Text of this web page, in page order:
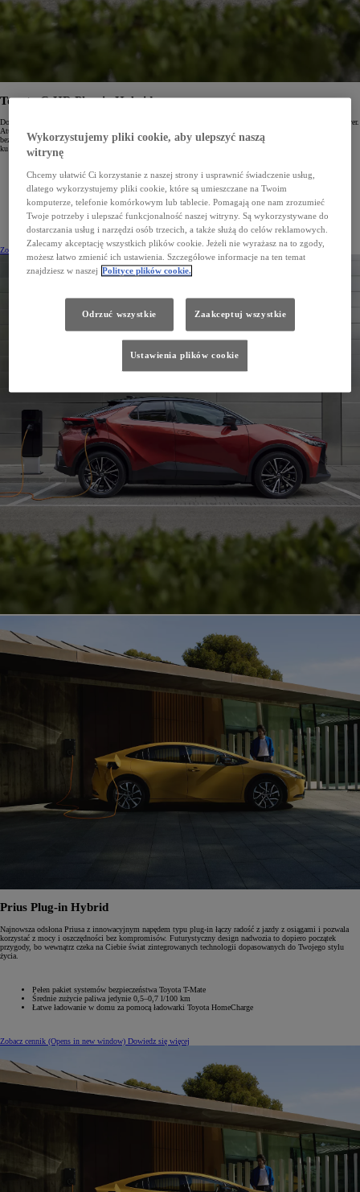
Toyota C-HR Plug-in Hybrid
Doskonały design i równie zachwycające właściwości jezdne w przyciągającym wzrok nadwoziu typu crossover.
Atuty, takie jak możliwość ładowania baterii ze zwykłego gniazdka domowego, zaawansowane systemy
bezpieczeństwa czy zastosowany po raz pierwszy w Toyocie geofencing, pozwalają ruszać pewnie
ku przyszłości.
Do 804 km zasięgu przy wykorzystaniu obu trybów jazdy
Średnie zużycie paliwa 0,8–0,9 l/100 km
Geofencing automatycznie zmieniający źródło napędu w zależności od lokalizacji
Zobacz cennik (Opens in new window) Dowiedz się więcej
Prius Plug-in Hybrid
Najnowsza odsłona Priusa z innowacyjnym napędem typu plug-in łączy radość z jazdy z osiągami i pozwala
korzystać z mocy i oszczędności bez kompromisów. Futurystyczny design nadwozia to dopiero początek
przygody, bo wewnątrz czeka na Ciebie świat zintegrowanych technologii dopasowanych do Twojego stylu
życia.
Pełen pakiet systemów bezpieczeństwa Toyota T-Mate
Średnie zużycie paliwa jedynie 0,5–0,7 l/100 km
Łatwe ładowanie w domu za pomocą ładowarki Toyota HomeCharge
Zobacz cennik (Opens in new window) Dowiedz się więcej
Wykorzystujemy pliki cookie, aby ulepszyć naszą
witrynę
Chcemy ułatwić Ci korzystanie z naszej strony i usprawnić świadczenie usług,
dlatego wykorzystujemy pliki cookie, które są umieszczane na Twoim
komputerze, telefonie komórkowym lub tablecie. Pomagają one nam zrozumieć
Twoje potrzeby i ulepszać funkcjonalność naszej witryny. Są wykorzystywane do
dostarczania usług i narzędzi osób trzecich, a także służą do celów reklamowych.
Zalecamy akceptację wszystkich plików cookie. Jeżeli nie wyrażasz na to zgody,
możesz łatwo zmienić ich ustawienia. Szczegółowe informacje na ten temat
znajdziesz w naszej Polityce plików cookie.
Odrzuć wszystkie Zaakceptuj wszystkie
Ustawienia plików cookie